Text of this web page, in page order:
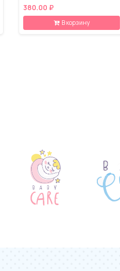
380.00 ₽
В корзину